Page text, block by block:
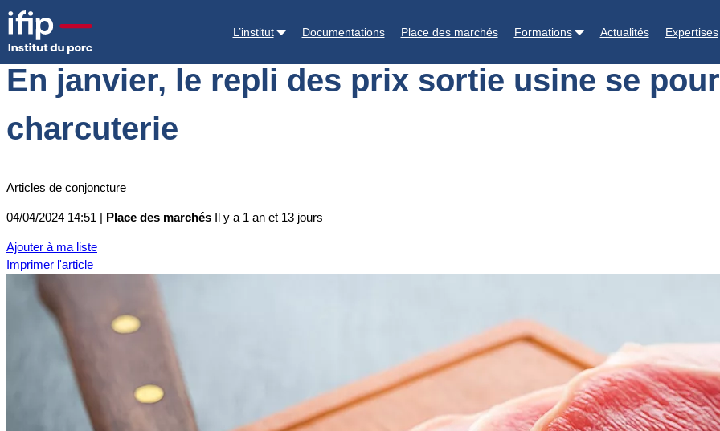
L’institut Documentations Place des marchés Formations Actualités Expertises
Accueil Place des marchés
En janvier, le repli des prix sortie usine se
charcuterie
Articles de conjoncture
04/04/2024 14:51 | Place des marchés Il y a 1 an et 13 jours
Ajouter à ma liste
Imprimer l'article